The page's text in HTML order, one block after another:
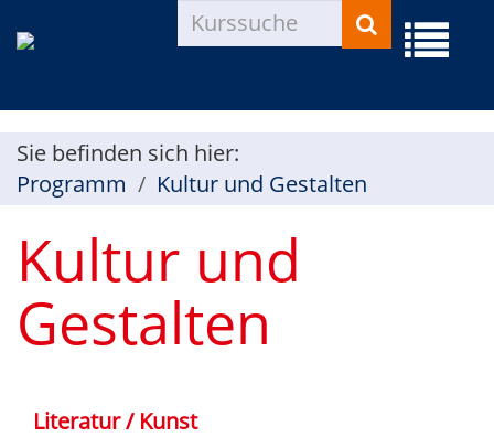
Menü
Kurse
suchen
Sie befinden sich hier:
Programm
Kultur und Gestalten
Kultur und
Gestalten
Literatur / Kunst